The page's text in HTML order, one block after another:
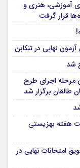
آموزشی، هنری و
قرار گرفت
نهایی در تنکابن
شد
مرحله اجرای طرح
هفته بهزیستی
امتحانات نهایی در